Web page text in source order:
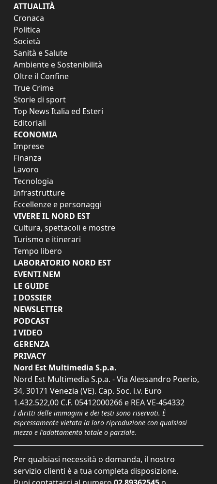
ATTUALITÀ
Cronaca
Politica
Società
Sanità e Salute
Ambiente e Sostenibilità
Oltre il Confine
True Crime
Storie di sport
Top News Italia ed Esteri
Editoriali
ECONOMIA
Imprese
Finanza
Lavoro
Tecnologia
Infrastrutture
Eccellenze e personaggi
VIVERE IL NORD EST
Cultura, spettacoli e mostre
Turismo e itinerari
Tempo libero
LABORATORIO NORD EST
EVENTI NEM
LE GUIDE
I DOSSIER
NEWSLETTER
PODCAST
I VIDEO
GERENZA
PRIVACY
Nord Est Multimedia S.p.a.
Nord Est Multimedia S.p.a. - Via Alessandro Poerio,
34, 30171 Venezia (VE). Cap. Soc. i.v. Euro
1.432.522,00 C.F. 05412000266 e REA VE-454332
I diritti delle immagini e dei testi sono riservati. È
espressamente vietata la loro riproduzione con qualsiasi
mezzo e l'adattamento totale o parziale.
Per qualsiasi necessità o domanda, il nostro
servizio clienti è a tua completa disposizione.